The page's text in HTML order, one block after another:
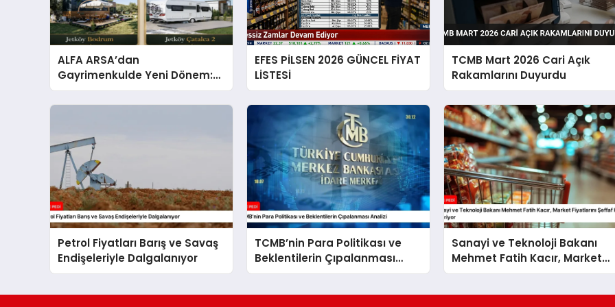
ALFA ARSA’dan
Gayrimenkulde Yeni Dönem:
Premium Yaşam ve Yatırım
Fırsatları Bir Arada
EFES PİLSEN 2026 GÜNCEL FİYAT
LİSTESİ
TCMB Mart 2026 Cari Açık
Rakamlarını Duyurdu
Petrol Fiyatları Barış ve Savaş
Endişeleriyle Dalgalanıyor
TCMB’nin Para Politikası ve
Beklentilerin Çıpalanması
Analizi
Sanayi ve Teknoloji Bakanı
Mehmet Fatih Kacır, Market
Fiyatlarını Şeffaf Hale